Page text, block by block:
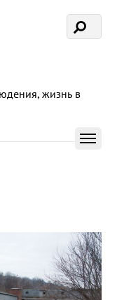
жизнь в